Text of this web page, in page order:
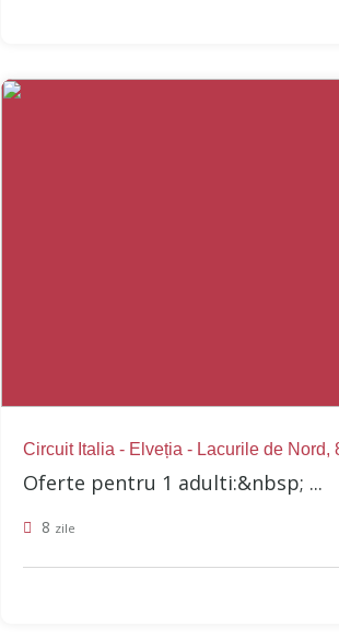
Circuit Italia - Elveția - Lacurile de Nord,
Oferte pentru 1 adulti:&nbsp; ...
8 zile